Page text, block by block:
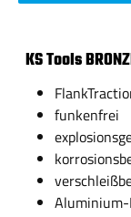
KS Tools
funkenfrei